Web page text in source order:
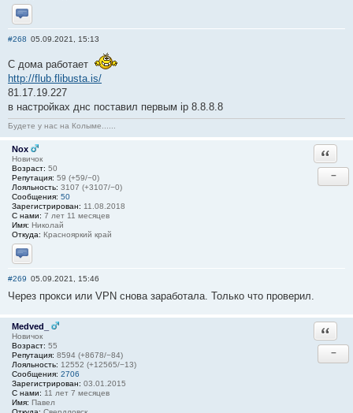
Отправить личное сообщение
#268 05.09.2021, 15:13
С дома работает
http://flub.flibusta.is/
81.17.19.227
в настройках днс поставил первым ip 8.8.8.8
Будете у нас на Колыме......
Nox
Новичок
Возраст: 50
Репутация: 59 (+59/−0)
Лояльность: 3107 (+3107/−0)
Сообщения: 50
Зарегистрирован: 11.08.2018
С нами: 7 лет 11 месяцев
Имя: Николай
Откуда: Краснояркий край
Отправить личное сообщение
−
#269 05.09.2021, 15:46
Через прокси или VPN снова заработала. Только что проверил.
Medved_
Новичок
Возраст: 55
Репутация: 8594 (+8678/−84)
Лояльность: 12552 (+12565/−13)
Сообщения: 2706
Зарегистрирован: 03.01.2015
С нами: 11 лет 7 месяцев
Имя: Павел
−